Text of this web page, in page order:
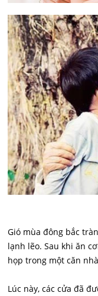
Gió mùa đông bắc
lạnh lẽo. Sau khi ăn
họp trong một căn
Lúc này, các cửa đã